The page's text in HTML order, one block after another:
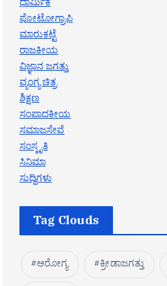
ಪೋಟೋಗ್ರಾಫಿ
ಮಾರುಕಟ್ಟೆ
ರಾಜಕೀಯ
ವಿಜ್ಞಾನ ಜಗತ್ತು
ವ್ಯಂಗ್ಯ ಚಿತ್ರ
ಶಿಕ್ಷಣ
ಸಂಪಾದಕೀಯ
ಸಮಾಜಸೇವೆ
ಸಂಸ್ಕೃತಿ
ಸಿನಿಮಾ
ಸುದ್ದಿಗಳು
Tag Clouds
ಆರೋಗ್ಯ ಕ್ರೀಡಾಜಗತ್ತು